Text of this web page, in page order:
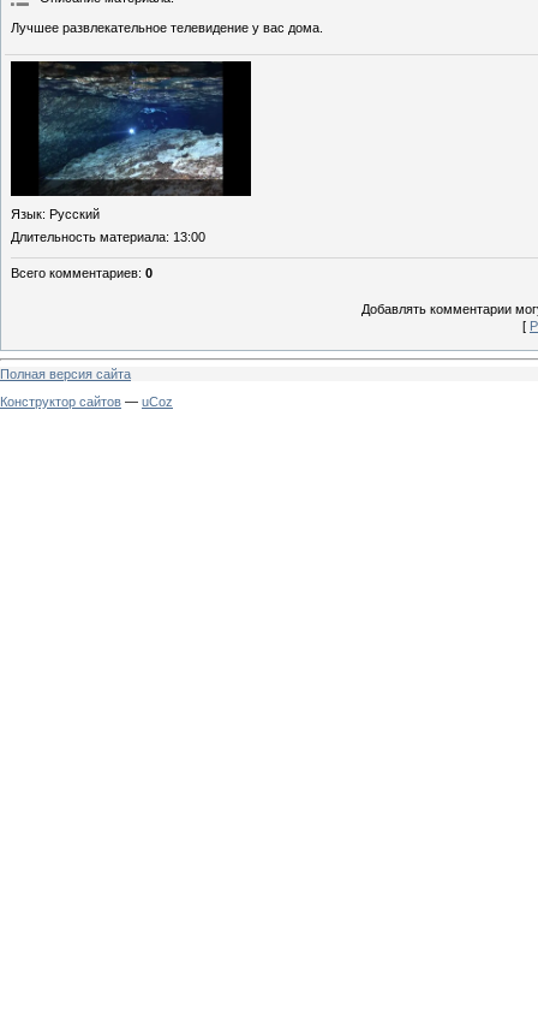
Лучшее развлекательное телевидение у вас дома.
Язык: Русский
Длительность материала: 13:00
Всего комментариев: 0
Добавлять комментарии
[
Полная версия сайта
Конструктор сайтов — uCoz